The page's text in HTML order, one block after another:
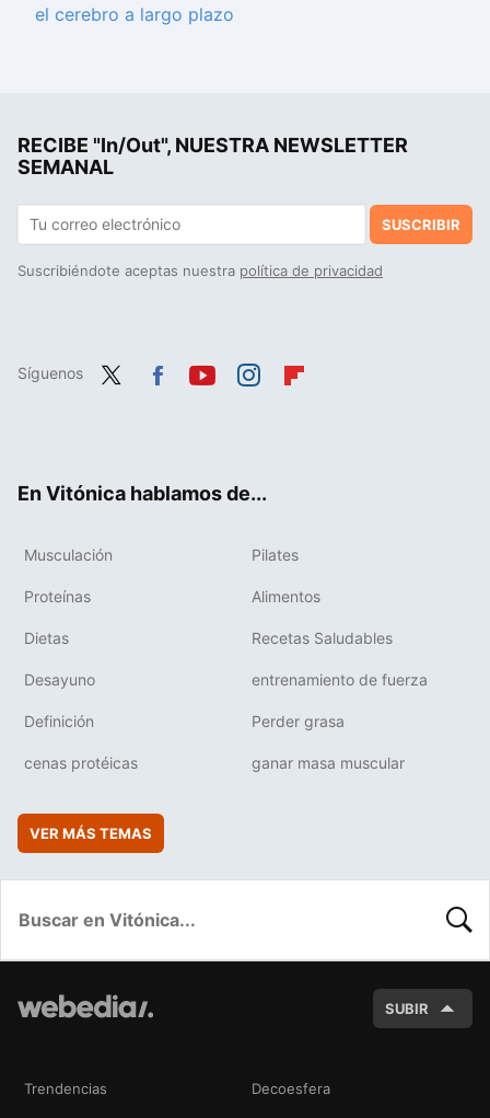
el cerebro a largo plazo
RECIBE "In/Out", NUESTRA NEWSLETTER
SEMANAL
SUSCRIBIR
Suscribiéndote aceptas nuestra política de privacidad
Síguenos
En Vitónica hablamos de...
Musculación Pilates
Proteínas Alimentos
Dietas Recetas Saludables
Desayuno entrenamiento de fuerza
Definición Perder grasa
cenas protéicas ganar masa muscular
VER MÁS TEMAS
SUBIR
Trendencias Decoesfera